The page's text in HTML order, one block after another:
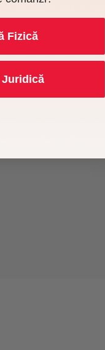
Fizică
Juridică